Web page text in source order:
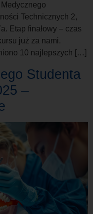
Technicznych 2,
Etap finałowy – czas
już za nami.
10 najlepszych […]
Studenta
–